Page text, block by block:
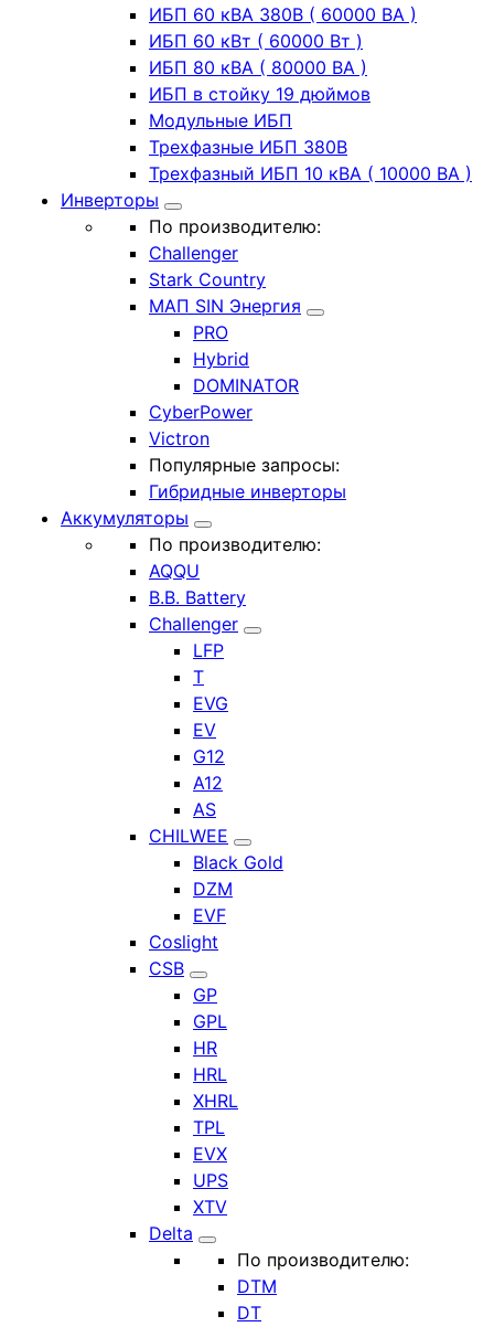
ИБП 60 кВА 380В ( 60000 ВА )
ИБП 60 кВт ( 60000 Вт )
ИБП 80 кВА ( 80000 ВА )
ИБП в стойку 19 дюймов
Модульные ИБП
Трехфазные ИБП 380В
Трехфазный ИБП 10 кВА ( 10000 ВА )
Инверторы
По производителю:
Challenger
Stark Country
МАП SIN Энергия
PRO
Hybrid
DOMINATOR
CyberPower
Victron
Популярные запросы:
Гибридные инверторы
Аккумуляторы
По производителю:
AQQU
B.B. Battery
Challenger
LFP
T
EVG
EV
G12
A12
AS
CHILWEE
Black Gold
DZM
EVF
Coslight
CSB
GP
GPL
HR
HRL
XHRL
TPL
EVX
UPS
XTV
Delta
По производителю:
DTM
DT